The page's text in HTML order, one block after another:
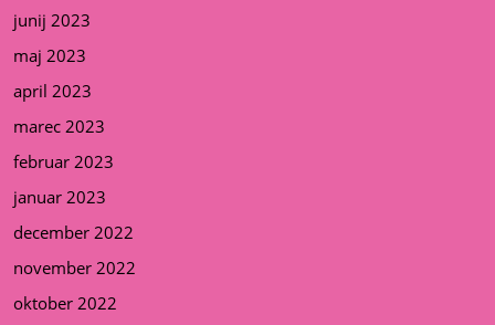
junij 2023
maj 2023
april 2023
marec 2023
februar 2023
januar 2023
december 2022
november 2022
oktober 2022